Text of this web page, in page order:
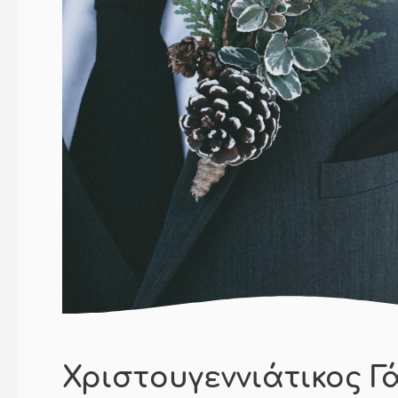
Χριστουγεννιάτικος